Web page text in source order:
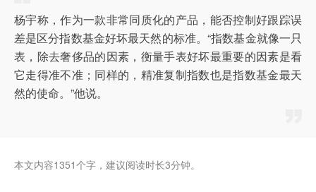
杨宇称，作为一款非常同质化的产品，能否控制好跟踪误
差是区分指数基金好坏最天然的标准。“指数基金就像一只
表，除去奢侈品的因素，衡量手表好坏最重要的因素是看
它走得准不准；同样的，精准复制指数也是指数基金最天
然的使命。”他说。
本文内容1351个字，建议阅读时长3分钟。